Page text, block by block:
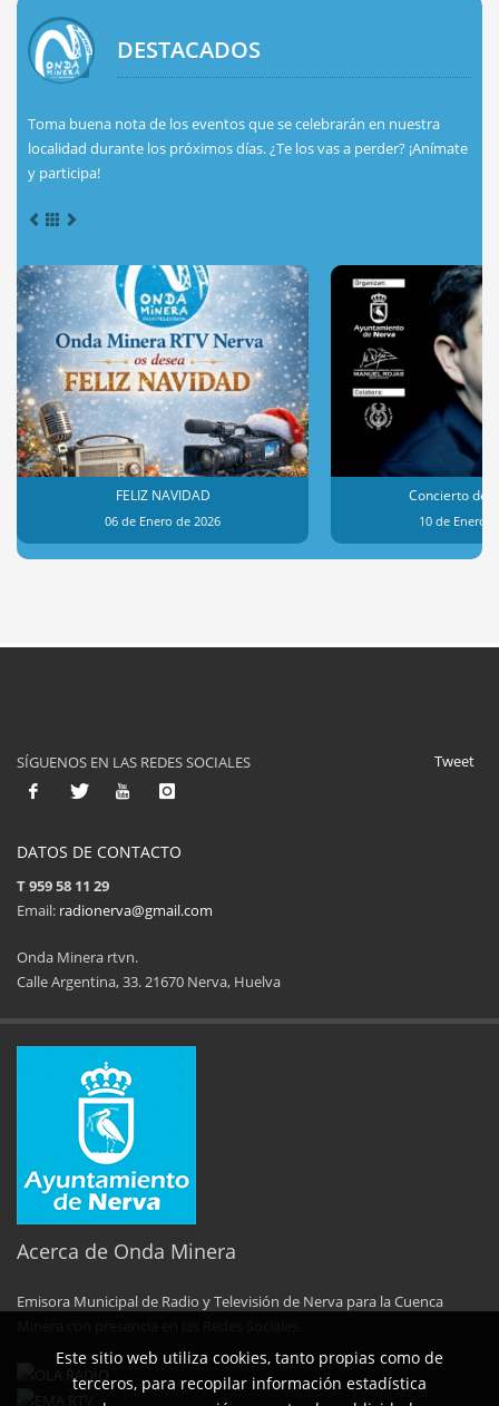
DESTACADOS
Toma buena nota de los eventos que se celebrarán en nuestra
localidad durante los próximos días. ¿Te los vas a perder? ¡Anímate
y participa!
FELIZ NAVIDAD
06 de Enero de 2026
Concierto de
10 de Enero
11ª Feria del Jamón
14 de Agosto de 2025
29 de Mayo de 2025 31 de Mayo
SÍGUENOS EN LAS REDES SOCIALES
T 959 58 11 29
Onda Minera rtvn.
Minera con presencia en las Redes Sociales.
Este sitio web utiliza cookies, tanto propias como de
terceros, para recopilar información estadística